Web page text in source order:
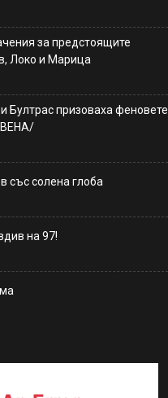
за предстоящите
Локо и Марица
Бултрас призоваха феновете
със солена глоба
на 97!